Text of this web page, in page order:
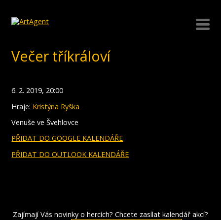
Večer tříkráloví
6. 2. 2019, 20:00
Hraje: Kristýna Ryška
Venuše ve Švehlovce
PŘIDAT DO GOOGLE KALENDÁŘE
PŘIDAT DO OUTLOOK KALENDÁŘE
Zajímají Vás novinky o hercích? Chcete zasílat kalendář akcí?